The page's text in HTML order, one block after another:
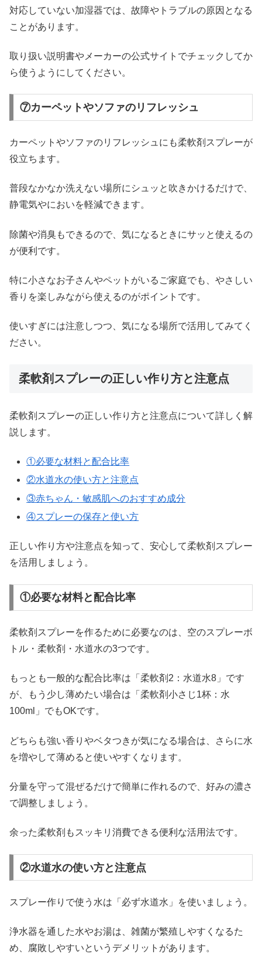
対応していない加湿器では、故障やトラブルの原因となる
ことがあります。
取り扱い説明書やメーカーの公式サイトでチェックしてか
ら使うようにしてください。
⑦カーペットやソファのリフレッシュ
カーペットやソファのリフレッシュにも柔軟剤スプレーが
役立ちます。
普段なかなか洗えない場所にシュッと吹きかけるだけで、
静電気やにおいを軽減できます。
除菌や消臭もできるので、気になるときにサッと使えるの
が便利です。
特に小さなお子さんやペットがいるご家庭でも、やさしい
香りを楽しみながら使えるのがポイントです。
使いすぎには注意しつつ、気になる場所で活用してみてく
ださい。
柔軟剤スプレーの正しい作り方と注意点
柔軟剤スプレーの正しい作り方と注意点について詳しく解
説します。
①必要な材料と配合比率
②水道水の使い方と注意点
③赤ちゃん・敏感肌へのおすすめ成分
④スプレーの保存と使い方
正しい作り方や注意点を知って、安心して柔軟剤スプレー
を活用しましょう。
①必要な材料と配合比率
柔軟剤スプレーを作るために必要なのは、空のスプレーボ
トル・柔軟剤・水道水の3つです。
もっとも一般的な配合比率は「柔軟剤2：水道水8」です
が、もう少し薄めたい場合は「柔軟剤小さじ1杯：水
100ml」でもOKです。
どちらも強い香りやベタつきが気になる場合は、さらに水
を増やして薄めると使いやすくなります。
分量を守って混ぜるだけで簡単に作れるので、好みの濃さ
で調整しましょう。
余った柔軟剤もスッキリ消費できる便利な活用法です。
②水道水の使い方と注意点
スプレー作りで使う水は「必ず水道水」を使いましょう。
浄水器を通した水やお湯は、雑菌が繁殖しやすくなるた
め、腐敗しやすいというデメリットがあります。